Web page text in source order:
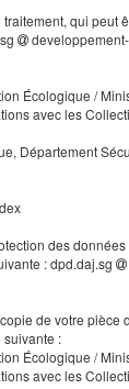
qui peut
Écologique /
avec les
Département
des données
: dpd.daj.sg
de votre pièce
suivante :
Écologique /
avec les